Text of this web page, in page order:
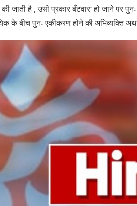
जाती है , उसी प्रकार बँटवारा हो जाने पर
के बीच पुनः एकीकरण होने की अभिव्यक्ति